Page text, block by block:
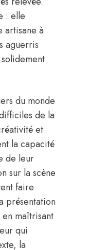
: elle
artisane à
aguerris
du monde
de la
et
la capacité
de leur
sur la scène
faire
présentation
maîtrisant
qui
la